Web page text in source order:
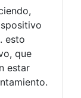
esto
que
estar